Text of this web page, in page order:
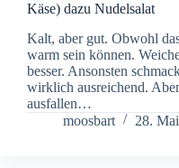
Käse) dazu Nudelsalat
Kalt, aber gut. Obwohl
warm sein können.
besser. Ansonsten
wirklich ausreichend.
ausfallen…
moosbart
28.